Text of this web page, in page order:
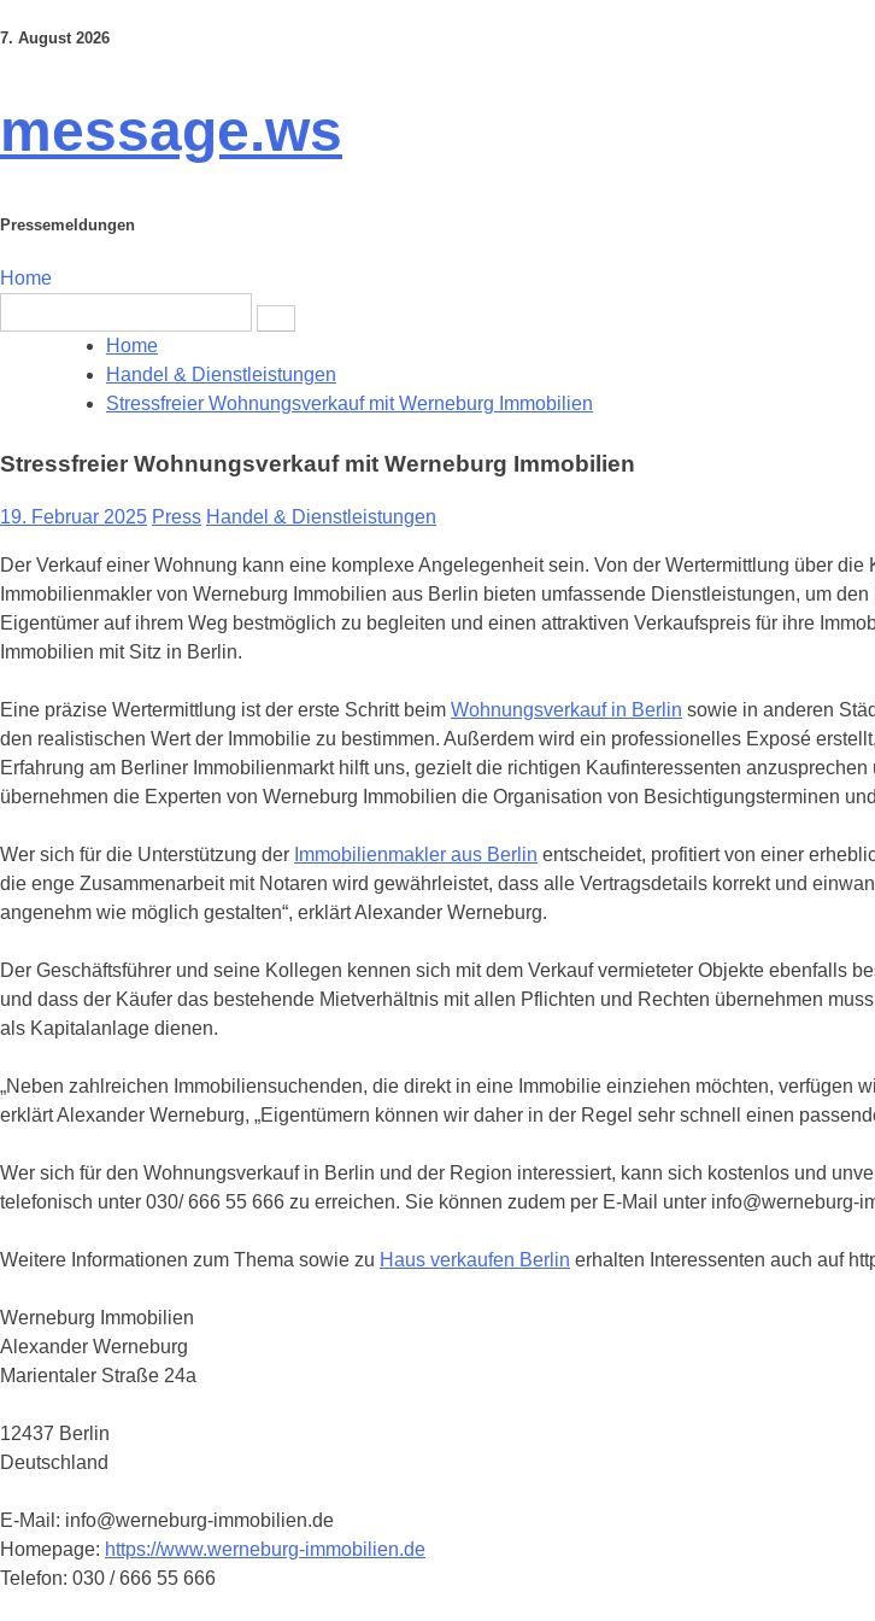
Skip
7. August 2026
message.ws
Pressemeldungen
Home
for:
Home
Handel & Dienstleistungen
Stressfreier Wohnungsverkauf mit Werneburg Immobilien
Stressfreier Wohnungsverkauf mit Werneburg Immobilien
19. Februar 2025 Press Handel & Dienstleistungen
Der Verkauf einer Wohnung kann eine komplexe Angelegenheit sein. Von der Wertermittlung über
Immobilienmakler von Werneburg Immobilien aus Berlin bieten umfassende Dienstleistungen, um
Eigentümer auf ihrem Weg bestmöglich zu begleiten und einen attraktiven Verkaufspreis für ihre
Immobilien mit Sitz in Berlin.
Eine präzise Wertermittlung ist der erste Schritt beim Wohnungsverkauf in Berlin sowie in anderen
den realistischen Wert der Immobilie zu bestimmen. Außerdem wird ein professionelles Exposé
Erfahrung am Berliner Immobilienmarkt hilft uns, gezielt die richtigen Kaufinteressenten
übernehmen die Experten von Werneburg Immobilien die Organisation von Besichtigungsterminen
Wer sich für die Unterstützung der Immobilienmakler aus Berlin entscheidet, profitiert von einer
die enge Zusammenarbeit mit Notaren wird gewährleistet, dass alle Vertragsdetails korrekt und
angenehm wie möglich gestalten“, erklärt Alexander Werneburg.
Der Geschäftsführer und seine Kollegen kennen sich mit dem Verkauf vermieteter Objekte ebenfalls
und dass der Käufer das bestehende Mietverhältnis mit allen Pflichten und Rechten übernehmen
als Kapitalanlage dienen.
„Neben zahlreichen Immobiliensuchenden, die direkt in eine Immobilie einziehen möchten, verfügen
erklärt Alexander Werneburg, „Eigentümern können wir daher in der Regel sehr schnell einen
Wer sich für den Wohnungsverkauf in Berlin und der Region interessiert, kann sich kostenlos und
telefonisch unter 030/ 666 55 666 zu erreichen. Sie können zudem per E-Mail unter info@werneburg-
Weitere Informationen zum Thema sowie zu Haus verkaufen Berlin erhalten Interessenten auch auf
Werneburg Immobilien
Alexander Werneburg
Marientaler Straße 24a
12437 Berlin
Deutschland
E-Mail: info@werneburg-immobilien.de
Homepage: https://www.werneburg-immobilien.de
Telefon: 030 / 666 55 666